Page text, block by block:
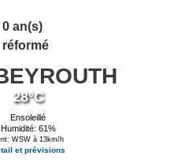
0 an(s)
réformé
28°C
Ensoleillé
Humidité: 61%
WSW à 13km/h
et prévisions